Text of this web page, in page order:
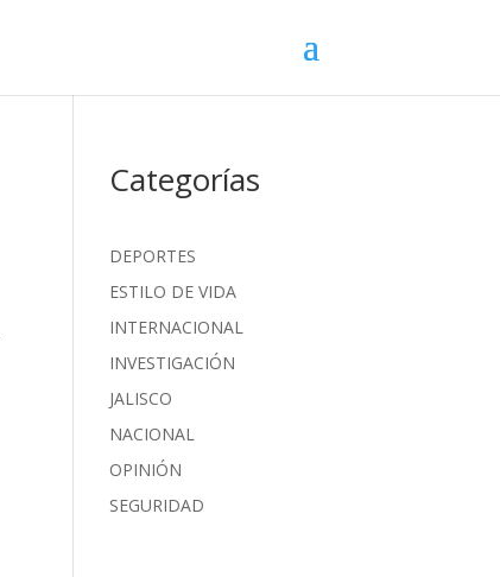
Categorías
DEPORTES
ESTILO DE VIDA
INTERNACIONAL
INVESTIGACIÓN
JALISCO
NACIONAL
OPINIÓN
SEGURIDAD